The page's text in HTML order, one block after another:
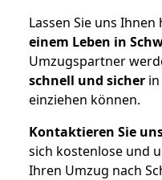
Lassen Sie uns Ihnen
einem Leben in
Umzugspartner
schnell und sicher
einziehen können.
Kontaktieren Sie
sich kostenlose und
Ihren Umzug nach